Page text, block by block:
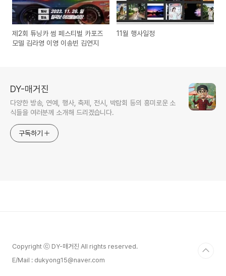
제2회 튜닝카 썸 페스티벌 카포즈
모델 김라영 이영 이송빈 김연지
11월 행사일정
DY-매거진
다양한 방송, 연예, 행사, 축제, 전시, 박람회 등의 흥미로운 소
식들을 여러분께 소개해 드리겠습니다.
구독하기
Copyright ⓒ DY-매거진 All rights reserved.
E/Mail : dukyong15@naver.com